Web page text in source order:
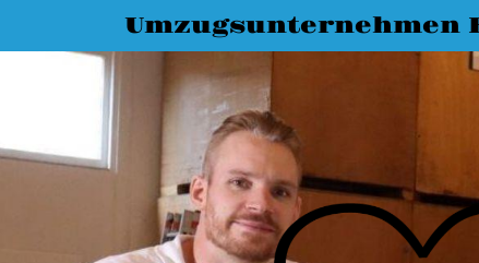
Umzugsunternehmen